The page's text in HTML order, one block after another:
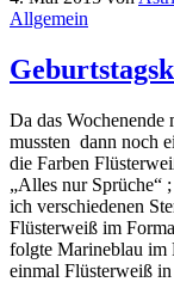
Allgemein
Da das Wochenende
mussten dann noch
die Farben
„Alles nur Sprüche“
ich verschiedenen
Flüsterweiß im
folgte Marineblau im
einmal Flüsterweiß